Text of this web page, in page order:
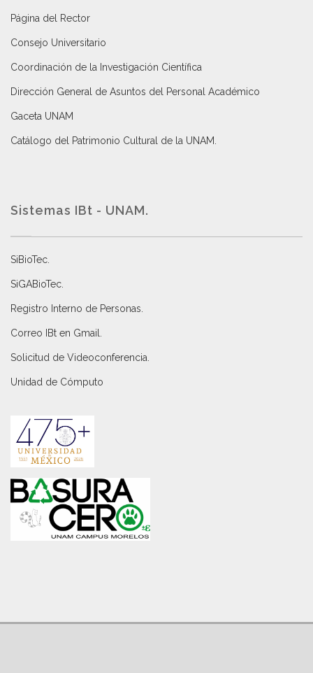
Página del Rector
Consejo Universitario
Coordinación de la Investigación Científica
Dirección General de Asuntos del Personal Académico
Gaceta UNAM
Catálogo del Patrimonio Cultural de la UNAM.
Sistemas IBt - UNAM.
SiBioTec
SiGABioTec.
Registro Interno de Personas
Correo IBt en Gmail
Solicitud de Videoconferencia.
Unidad de Cómputo